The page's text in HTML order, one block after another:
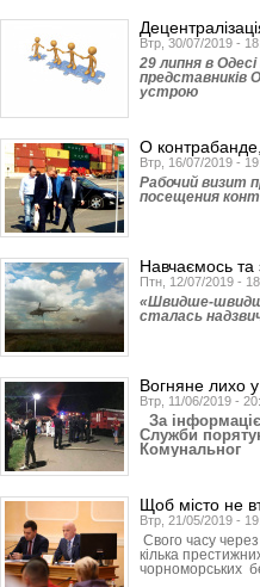
Втр, 30/07/2019 -
29 липня в
представників
устрою
О
Втр, 16/07/2019 -
Рабочий визит
посещения
Навчаємось
Птн, 12/07/2019 -
«Швидше-
сталась
Вогняне лихо
Втр, 11/06/2019 -
За
Служби
Комунальног
Щоб місто не
Втр, 21/05/2019 -
Свого часу
кілька
чорноморських